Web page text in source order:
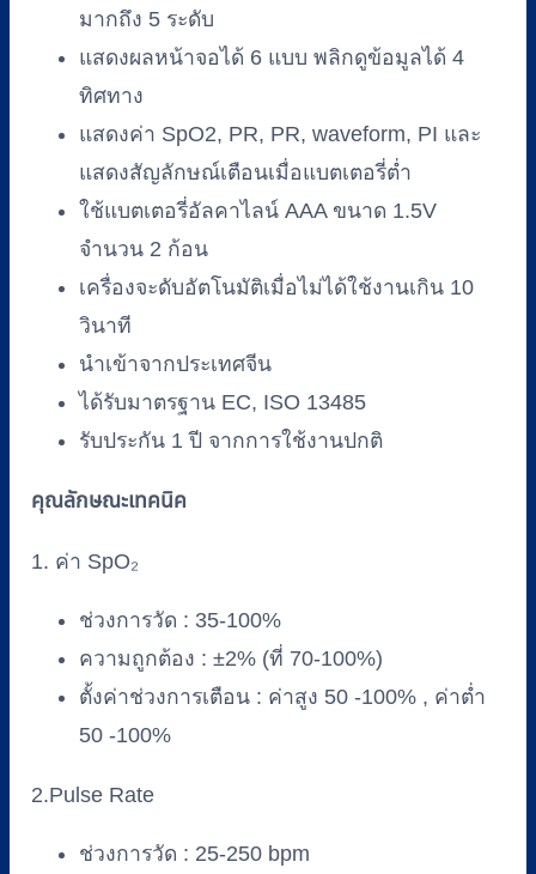
มากถึง 5 ระดับ
แสดงผลหน้าจอได้ 6 แบบ พลิกดูข้อมูลได้ 4
ทิศทาง
แสดงค่า SpO2, PR, PR, waveform, PI และ
แสดงสัญลักษณ์เตือนเมื่อแบตเตอรี่ต่ำ
ใช้แบตเตอรี่อัลคาไลน์ AAA ขนาด 1.5V
จำนวน 2 ก้อน
เครื่องจะดับอัตโนมัติเมื่อไม่ได้ใช้งานเกิน 10
วินาที
นำเข้าจากประเทศจีน
ได้รับมาตรฐาน EC, ISO 13485
รับประกัน 1 ปี จากการใช้งานปกติ
คุณลักษณะเทคนิค
1. ค่า SpO₂
ช่วงการวัด : 35-100%
ความถูกต้อง : ±2% (ที่ 70-100%)
ตั้งค่าช่วงการเตือน : ค่าสูง 50 -100% , ค่าต่ำ
50 -100%
2.Pulse Rate
ช่วงการวัด : 25-250 bpm